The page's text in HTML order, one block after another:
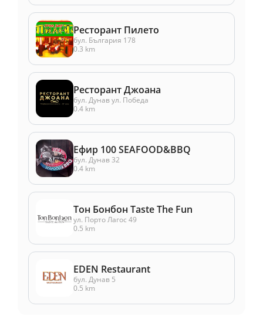
Ресторант Пилето
бул. България 178
0.3 km
Ресторант Джоана
бул. Дунав ул. Победа
0.4 km
Ефир 100 SEAFOOD&BBQ
бул. Дунав 32
0.4 km
Тон Бонбон Taste The Fun
ул. Порто Лагос 49
0.5 km
EDEN Restaurant
бул. Дунав 5
0.5 km